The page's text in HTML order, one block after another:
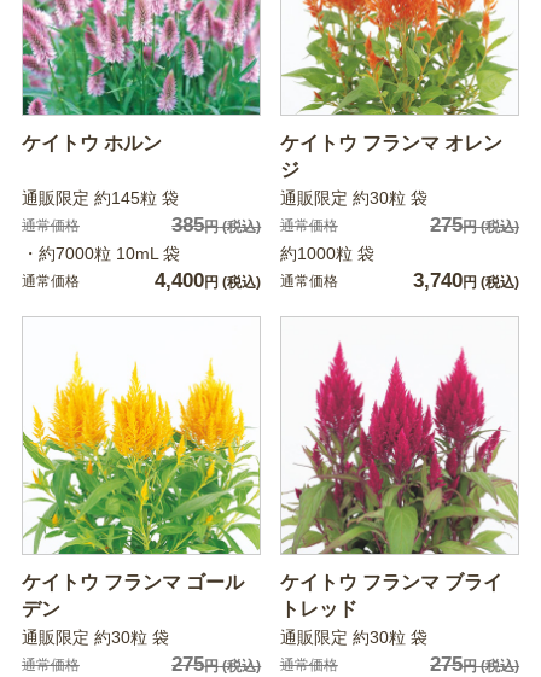
ケイトウ ホルン
通販限定 約145粒 袋
通常価格 385円(税込)
・約7000粒 10mL 袋
通常価格 4,400円 (税込)
ケイトウ フランマ オレン
ジ
通販限定 約30粒 袋
通常価格 275円(税込)
約1000粒 袋
通常価格 3,740円 (税込)
ケイトウ フランマ ゴール
デン
通販限定 約30粒 袋
通常価格 275円(税込)
ケイトウ フランマ ブライ
トレッド
通販限定 約30粒 袋
通常価格 275円(税込)